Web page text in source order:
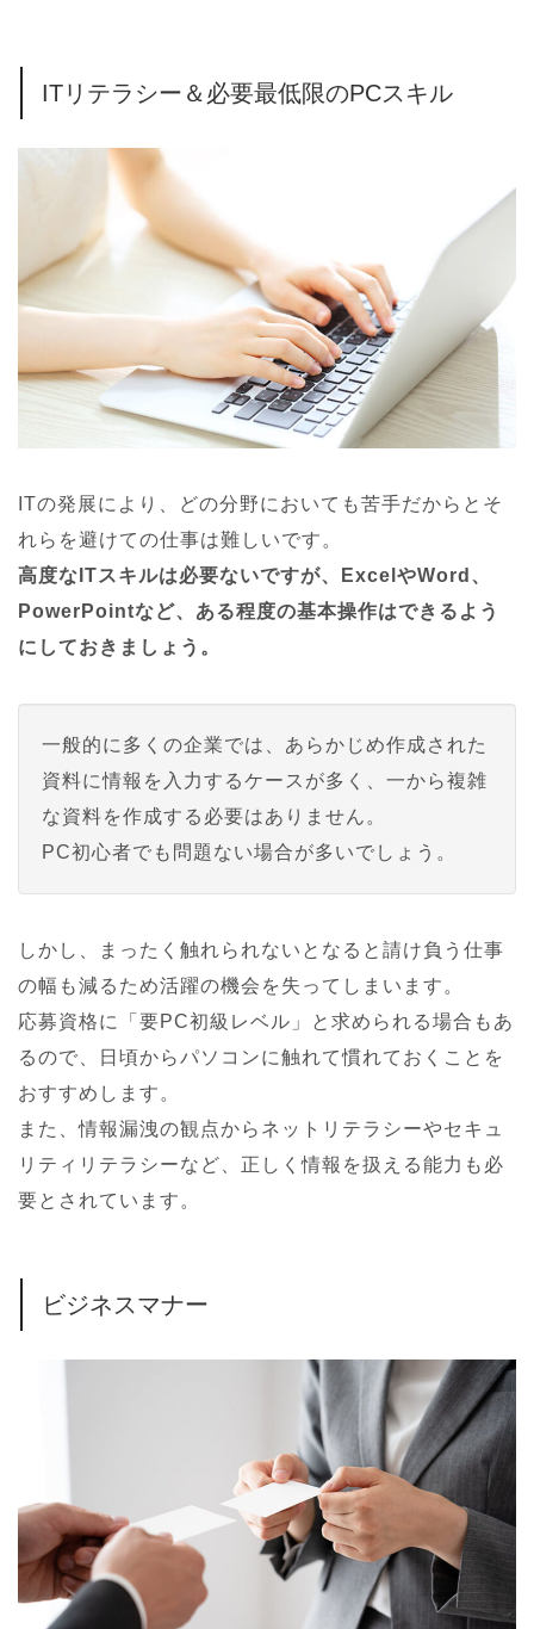
ITリテラシー＆必要最低限のPCスキル
ITの発展により、どの分野においても苦手だからとそ
れらを避けての仕事は難しいです。
高度なITスキルは必要ないですが、ExcelやWord、
PowerPointなど、ある程度の基本操作はできるよう
にしておきましょう。
一般的に多くの企業では、あらかじめ作成された
資料に情報を入力するケースが多く、一から複雑
な資料を作成する必要はありません。
PC初心者でも問題ない場合が多いでしょう。
しかし、まったく触れられないとなると請け負う仕事
の幅も減るため活躍の機会を失ってしまいます。
応募資格に「要PC初級レベル」と求められる場合もあ
るので、日頃からパソコンに触れて慣れておくことを
おすすめします。
また、情報漏洩の観点からネットリテラシーやセキュ
リティリテラシーなど、正しく情報を扱える能力も必
要とされています。
ビジネスマナー